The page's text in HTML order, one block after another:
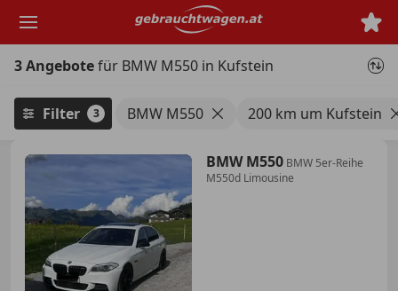
Hauptinhalt
3 Angebotefür BMW M550 in Kufstein
Filter 3 BMW M550 200 km um Kufstein
BMW M550 BMW 5er-Reihe
M550d Limousine